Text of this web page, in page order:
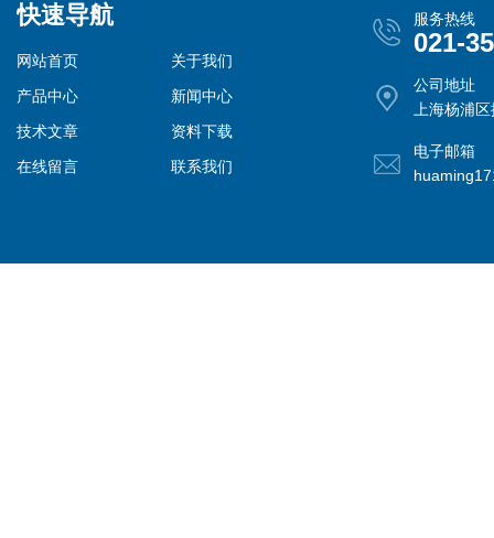
快速导航
网站首页
关于我们
产品中心
新闻中心
技术文章
资料下载
在线留言
联系我们
服务热线
021-
公司地址
上海杨浦
电子邮箱